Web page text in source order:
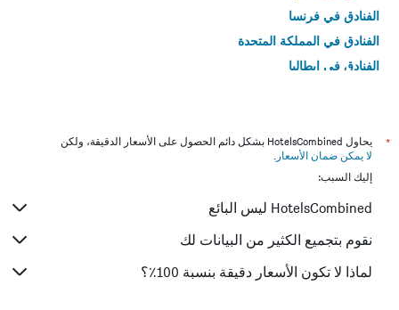
الفنادق في فرنسا
الفنادق في المملكة المتحدة
الفنادق في إيطاليا
*
يحاول HotelsCombined بشكل دائم الحصول على الأسعار الدقيقة، ولكن
لا يمكن ضمان الأسعار .
إليك السبب:
HotelsCombined ليس البائع
نقوم بتجميع الكثير من البيانات لك
لماذا لا تكون الأسعار دقيقة بنسبة 100٪؟